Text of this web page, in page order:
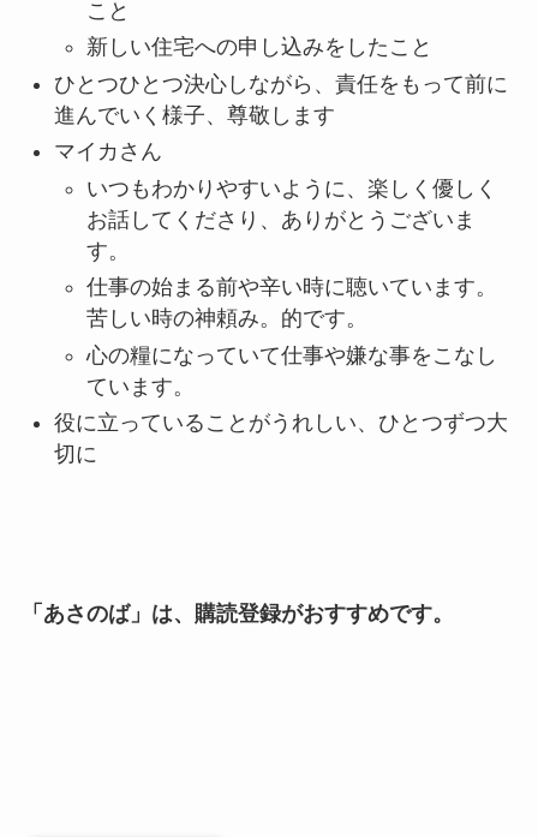
こと
新しい住宅への申し込みをしたこと
ひとつひとつ決心しながら、責任をもって前に
進んでいく様子、尊敬します
マイカさん
いつもわかりやすいように、楽しく優しく
お話してくださり、ありがとうございま
す。
仕事の始まる前や辛い時に聴いています。
苦しい時の神頼み。的です。
心の糧になっていて仕事や嫌な事をこなし
ています。
役に立っていることがうれしい、ひとつずつ大
切に
「あさのば」は、購読登録がおすすめです。